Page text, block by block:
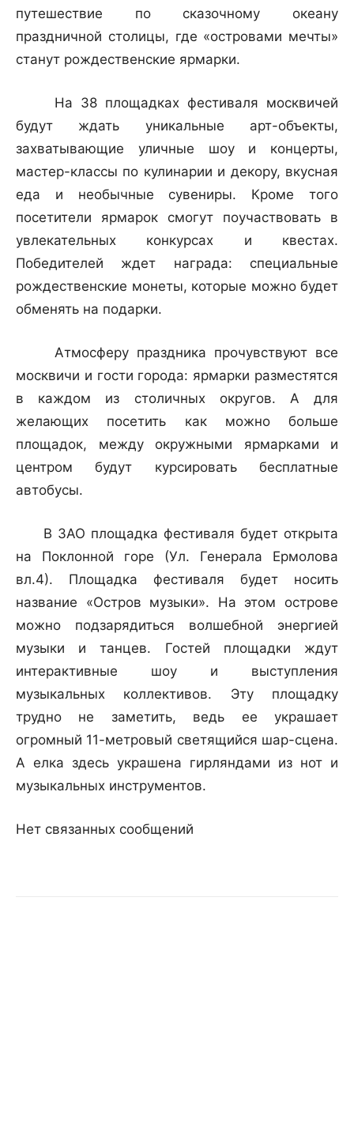
путешествие по сказочному океану
праздничной столицы, где «островами мечты»
станут рождественские ярмарки.
На 38 площадках фестиваля москвичей
будут ждать уникальные арт-объекты,
захватывающие уличные шоу и концерты,
мастер-классы по кулинарии и декору, вкусная
еда и необычные сувениры. Кроме того
посетители ярмарок смогут поучаствовать в
увлекательных конкурсах и квестах.
Победителей ждет награда: специальные
рождественские монеты, которые можно будет
обменять на подарки.
Атмосферу праздника прочувствуют все
москвичи и гости города: ярмарки разместятся
в каждом из столичных округов. А для
желающих посетить как можно больше
площадок, между окружными ярмарками и
центром будут курсировать бесплатные
автобусы.
В ЗАО площадка фестиваля будет открыта
на Поклонной горе (Ул. Генерала Ермолова
вл.4). Площадка фестиваля будет носить
название «Остров музыки». На этом острове
можно подзарядиться волшебной энергией
музыки и танцев. Гостей площадки ждут
интерактивные шоу и выступления
музыкальных коллективов. Эту площадку
трудно не заметить, ведь ее украшает
огромный 11-метровый светящийся шар-сцена.
А елка здесь украшена гирляндами из нот и
музыкальных инструментов.
Нет связанных сообщений